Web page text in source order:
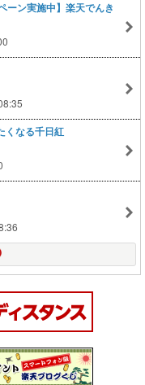
ーン実施中】楽天でんき
くなる千日紅